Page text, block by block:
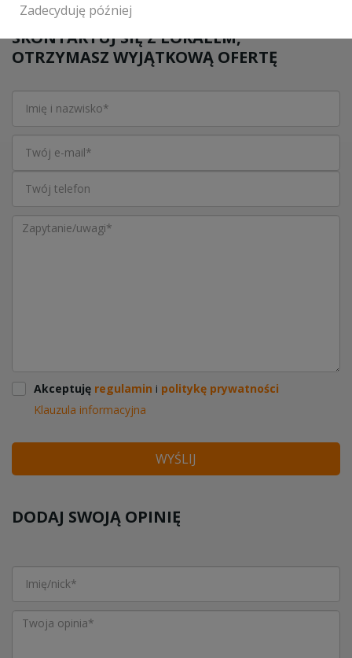
SKONTAKTUJ SIĘ Z LOKALEM,
OTRZYMASZ WYJĄTKOWĄ OFERTĘ
Akceptuję regulamin i politykę prywatności
Klauzula informacyjna
WYŚLIJ
DODAJ SWOJĄ OPINIĘ
Zadecyduję później